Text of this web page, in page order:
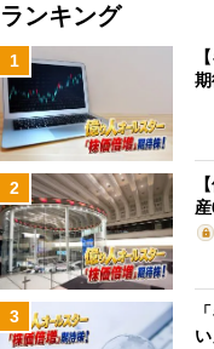
ランキング
1
2
3